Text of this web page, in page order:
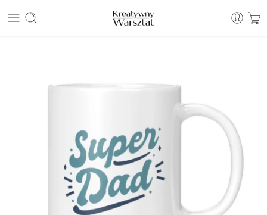
E: sklep@kreatywnywarsztat.pl | T: +48 530 933 786